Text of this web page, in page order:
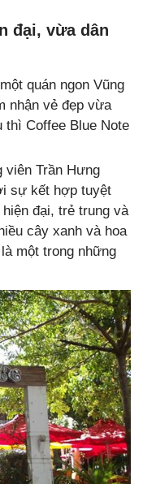
đại, vừa dân
quán ngon Vũng
nhận vẻ đẹp vừa
thì Coffee Blue Note
viên Trần Hưng
sự kết hợp tuyệt
đại, trẻ trung và
cây xanh và hoa
một trong những